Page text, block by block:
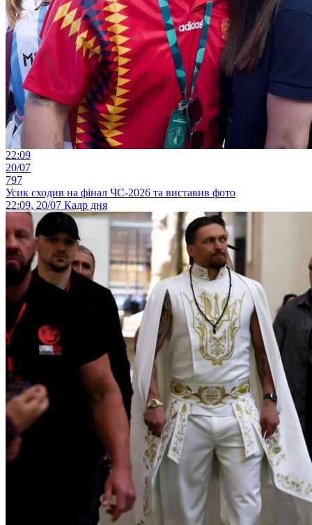
22:09
20/07
797
Усик сходив на фінал ЧС-2026 та виставив фото
22:09, 20/07 Кадр дня